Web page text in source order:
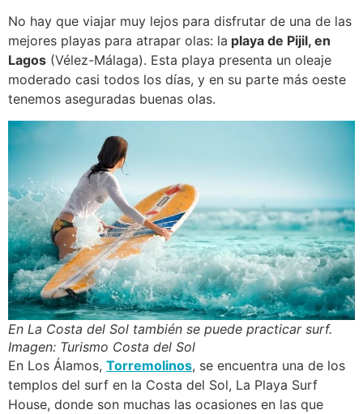
No hay que viajar muy lejos para disfrutar de una de las
mejores playas para atrapar olas: la playa de Pijil, en
Lagos (Vélez-Málaga). Esta playa presenta un oleaje
moderado casi todos los días, y en su parte más oeste
tenemos aseguradas buenas olas.
En La Costa del Sol también se puede practicar surf.
Imagen: Turismo Costa del Sol
En Los Álamos, Torremolinos, se encuentra una de los
templos del surf en la Costa del Sol, La Playa Surf
House, donde son muchas las ocasiones en las que